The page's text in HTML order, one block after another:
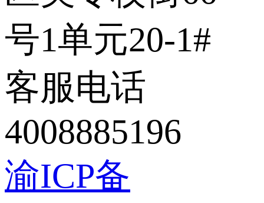
号1单元20-1#
客服电话
4008885196
渝ICP备